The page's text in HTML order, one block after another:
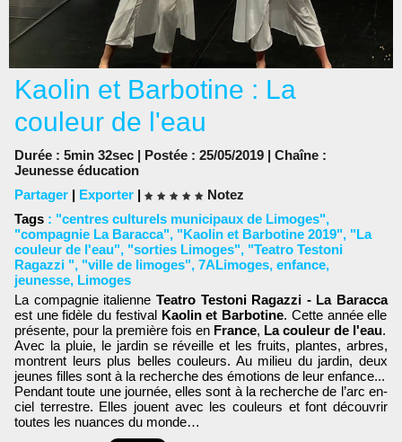
Kaolin et Barbotine : La
couleur de l'eau
Durée : 5min 32sec | Postée : 25/05/2019 | Chaîne :
Jeunesse éducation
Partager | Exporter |
Notez
Tags : "centres culturels municipaux de Limoges",
"compagnie La Baracca", "Kaolin et Barbotine 2019", "La
couleur de l'eau", "sorties Limoges", "Teatro Testoni
Ragazzi ", "ville de limoges", 7ALimoges, enfance,
jeunesse, Limoges
La compagnie italienne Teatro Testoni Ragazzi - La Baracca
est une fidèle du festivalKaolin et Barbotine. Cette année elle
présente, pour la première fois en France, La couleur de l'eau.
Avec la pluie, le jardin se réveille et les fruits, plantes, arbres,
montrent leurs plus belles couleurs. Au milieu du jardin, deux
jeunes filles sont à la recherche des émotions de leur enfance...
Pendant toute une journée, elles sont à la recherche de l’arc en-
ciel terrestre. Elles jouent avec les couleurs et font découvrir
toutes les nuances du monde…